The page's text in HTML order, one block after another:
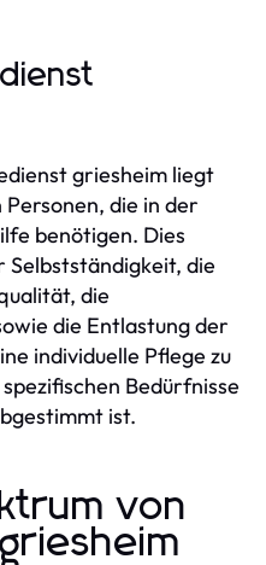
griesheim liegt
die in der
benötigen. Dies
Selbstständigkeit, die
die
die Entlastung der
individuelle Pflege zu
Bedürfnisse
ist.
von